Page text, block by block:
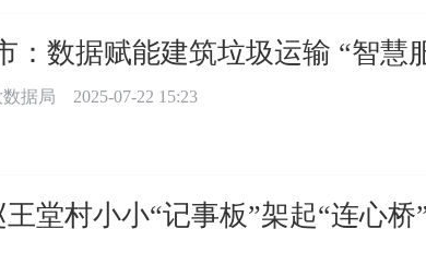
：数据赋能建筑垃圾运输 “智慧
据局 2025-07-22 15:23
堂村小小“记事板”架起“连心桥